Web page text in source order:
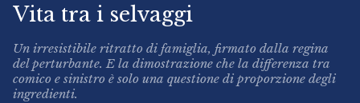
Vita tra i selvaggi
Un irresistibile ritratto di famiglia, firmato dalla regina
del perturbante. E la dimostrazione che la differenza tra
comico e sinistro è solo una questione di proporzione degli
ingredienti.